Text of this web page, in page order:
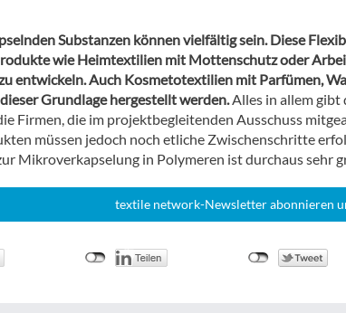
Substanzen können vielfältig sein. Diese
wie Heimtextilien mit Mottenschutz oder
entwickeln. Auch Kosmetotextilien mit Parfümen,
Grundlage hergestellt werden.Alles in allem gibt
Firmen, die im projektbegleitenden Ausschuss
müssen jedoch noch etliche Zwischenschritte
Mikroverkapselung in Polymeren ist durchaus sehr
textile network-Newsletter abonnieren